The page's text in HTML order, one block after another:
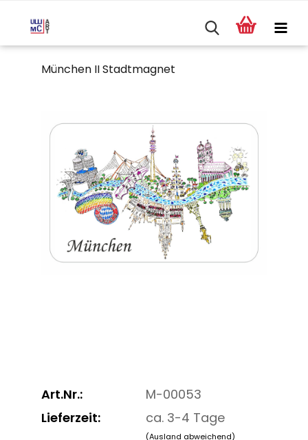
München II Stadtmagnet
Art.Nr.:
M-00053
Lieferzeit:
ca. 3-4 Tage
(Ausland abweichend)